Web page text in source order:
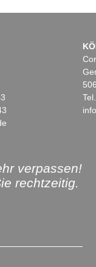
verpassen!
rechtzeitig.